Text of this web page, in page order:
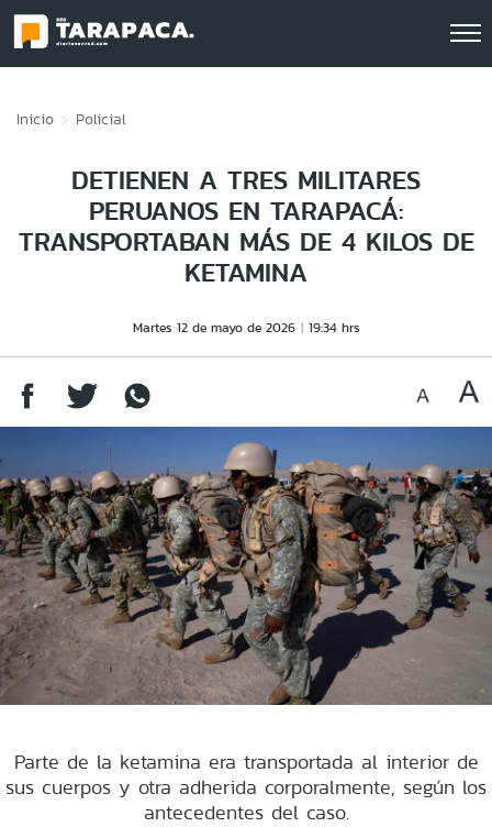
Inicio Policial
DETIENEN A TRES MILITARES
PERUANOS EN TARAPACÁ:
TRANSPORTABAN MÁS DE 4 KILOS DE
KETAMINA
Martes 12 de mayo de 2026 19:34 hrs
Parte de la ketamina era transportada al interior de
sus cuerpos y otra adherida corporalmente, según los
antecedentes del caso.